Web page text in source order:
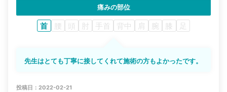
痛みの部位
首 腰 頭 肘 手首 背中 肩 腕 膝 足
先生はとても丁寧に接してくれて施術の方もよかったです。
投稿日：2022-02-21